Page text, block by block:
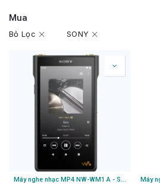
Mua
Bỏ Lọc SONY
Máy nghe nhạc MP4 NW-WM1 A - Sony